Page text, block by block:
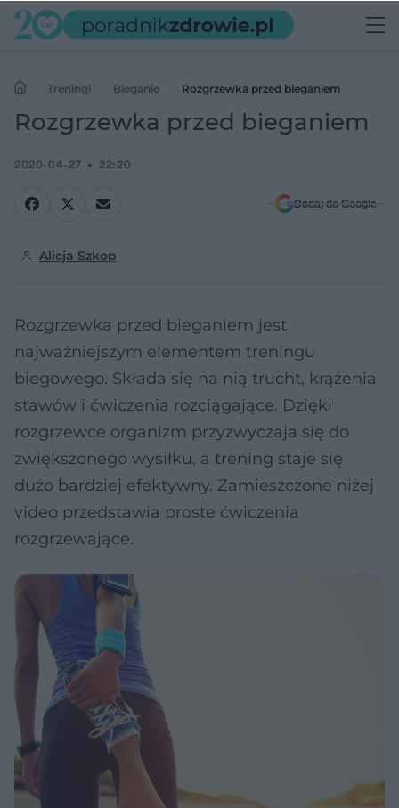
Treningi Bieganie Rozgrzewka przed bieganiem
Rozgrzewka przed bieganiem
2020-04-27 22:20
Dodaj do Google
Alicja Szkop
Rozgrzewka przed bieganiem jest
najważniejszym elementem treningu
biegowego. Składa się na nią trucht, krążenia
stawów i ćwiczenia rozciągające. Dzięki
rozgrzewce organizm przyzwyczaja się do
zwiększonego wysiłku, a trening staje się
dużo bardziej efektywny. Zamieszczone niżej
video przedstawia proste ćwiczenia
rozgrzewające.